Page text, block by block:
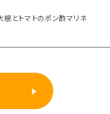
根とトマトのポン酢マリネ